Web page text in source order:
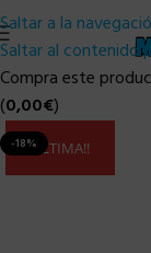
Saltar a la
Saltar al contenido
Compra este
(0,00€)
-18%ULTIMA!!